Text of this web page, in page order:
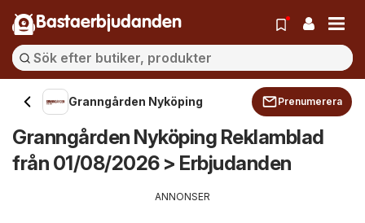
Bastaerbjudanden
Granngården Nyköping Prenumerera
Granngården Nyköping Reklamblad
från 01/08/2026 > Erbjudanden
ANNONSER